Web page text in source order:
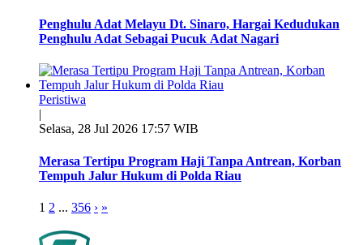
Penghulu Adat Melayu Dt. Sinaro, Hargai Kedudukan
Penghulu Adat Sebagai Pucuk Adat Nagari
Peristiwa
Selasa, 28 Jul 2026 17:57 WIB
Merasa Tertipu Program Haji Tanpa Antrean, Korban
Tempuh Jalur Hukum di Polda Riau
1 2 ... 356 › »